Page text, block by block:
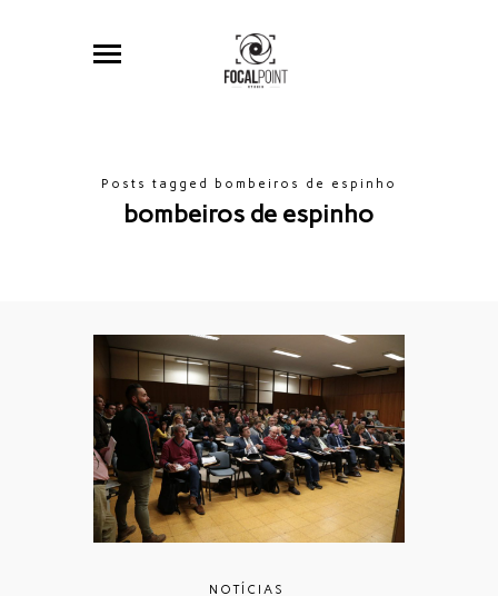
Posts tagged bombeiros de espinho
bombeiros de espinho
NOTÍCIAS